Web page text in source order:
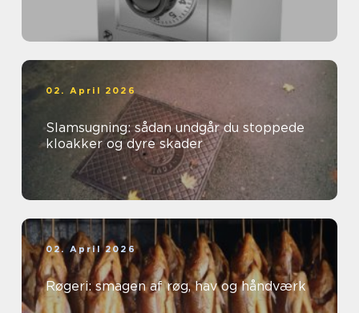
02. April 2026
Slamsugning: sådan undgår du stoppede
kloakker og dyre skader
02. April 2026
Røgeri: smagen af røg, hav og håndværk